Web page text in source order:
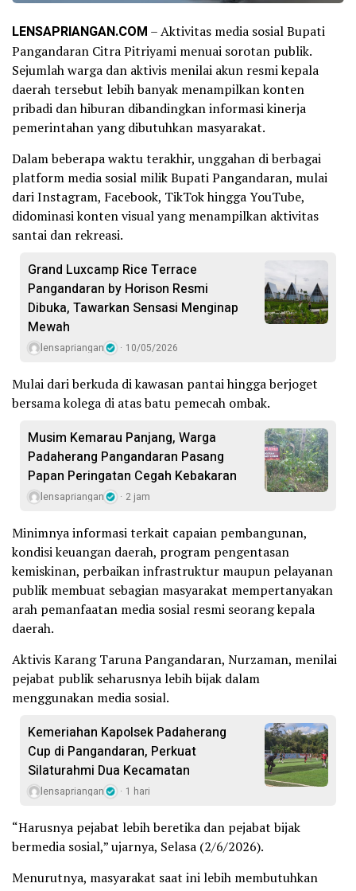
LENSAPRIANGAN.COM – Aktivitas media sosial Bupati
Pangandaran Citra Pitriyami menuai sorotan publik.
Sejumlah warga dan aktivis menilai akun resmi kepala
daerah tersebut lebih banyak menampilkan konten
pribadi dan hiburan dibandingkan informasi kinerja
pemerintahan yang dibutuhkan masyarakat.
Dalam beberapa waktu terakhir, unggahan di berbagai
platform media sosial milik Bupati Pangandaran, mulai
dari Instagram, Facebook, TikTok hingga YouTube,
didominasi konten visual yang menampilkan aktivitas
santai dan rekreasi.
Grand Luxcamp Rice Terrace
Pangandaran by Horison Resmi
Dibuka, Tawarkan Sensasi Menginap
Mewah
lensapriangan 10/05/2026
Mulai dari berkuda di kawasan pantai hingga berjoget
bersama kolega di atas batu pemecah ombak.
Musim Kemarau Panjang, Warga
Padaherang Pangandaran Pasang
Papan Peringatan Cegah Kebakaran
lensapriangan 2 jam
Minimnya informasi terkait capaian pembangunan,
kondisi keuangan daerah, program pengentasan
kemiskinan, perbaikan infrastruktur maupun pelayanan
publik membuat sebagian masyarakat mempertanyakan
arah pemanfaatan media sosial resmi seorang kepala
daerah.
Aktivis Karang Taruna Pangandaran, Nurzaman, menilai
pejabat publik seharusnya lebih bijak dalam
menggunakan media sosial.
Kemeriahan Kapolsek Padaherang
Cup di Pangandaran, Perkuat
Silaturahmi Dua Kecamatan
lensapriangan 1 hari
“Harusnya pejabat lebih beretika dan pejabat bijak
bermedia sosial,” ujarnya, Selasa (2/6/2026).
Menurutnya, masyarakat saat ini lebih membutuhkan